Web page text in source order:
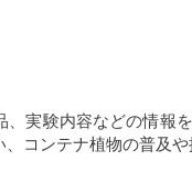
、実験内容などの情報
コンテナ植物の普及